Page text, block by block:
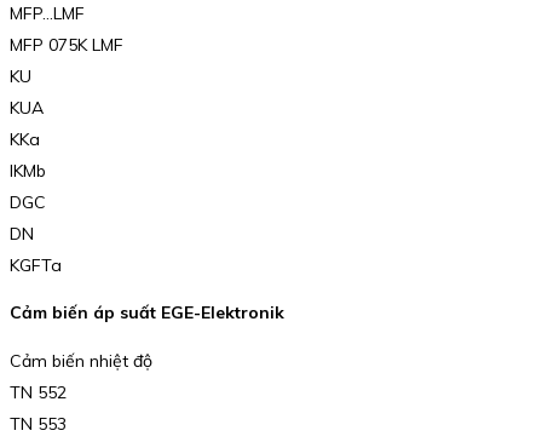
MFP…LMF
MFP 075K LMF
KU
KUA
KKa
IKMb
DGC
DN
KGFTa
Cảm biến áp suất EGE-Elektronik
Cảm biến nhiệt độ
TN 552
TN 553